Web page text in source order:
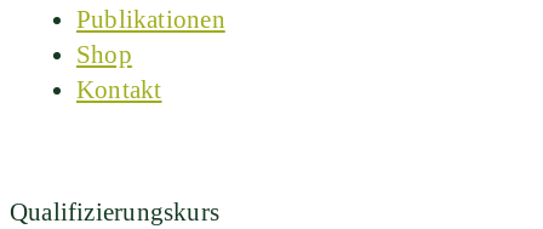
Publikationen
Shop
Kontakt
Qualifizierungskurs